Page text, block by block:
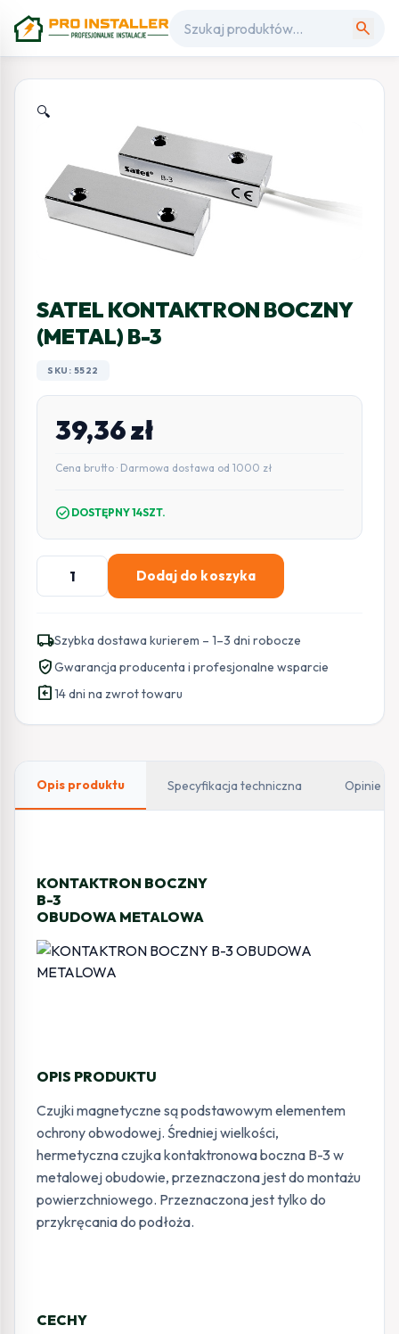
search
🔍
SATEL KONTAKTRON BOCZNY
(METAL) B-3
SKU: 5522
39,36zł
Cena brutto · Darmowa dostawa od 1000 zł
check_circle DOSTĘPNY 14SZT.
ilość
SATEL
BOCZNY
(METAL)
B-
3
Dodaj do koszyka
local_shippingSzybka dostawa kurierem – 1–3 dni robocze
verified_userGwarancja producenta i profesjonalne wsparcie
assignment_return14 dni na zwrot towaru
Opis produktu Specyfikacja techniczna Opinie
KONTAKTRON BOCZNY
B-3
OBUDOWA METALOWA
OPIS PRODUKTU
Czujki magnetyczne są podstawowym elementem
ochrony obwodowej. Średniej wielkości,
hermetyczna czujka kontaktronowa boczna B-3 w
metalowej obudowie, przeznaczona jest do montażu
powierzchniowego. Przeznaczona jest tylko do
przykręcania do podłoża.
CECHY